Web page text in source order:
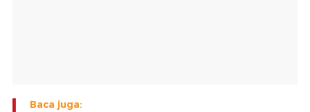
Baca juga: